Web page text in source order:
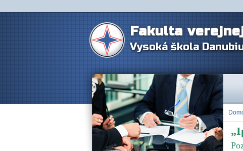
Fakulta
Vysoká škola